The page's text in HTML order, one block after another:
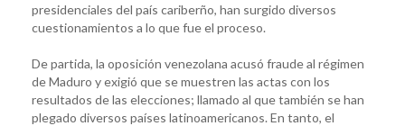
presidenciales del país cariberño, han surgido diversos
cuestionamientos a lo que fue el proceso.
De partida, la oposición venezolana acusó fraude al régimen
de Maduro y exigió que se muestren las actas con los
resultados de las elecciones; llamado al que también se han
plegado diversos países latinoamericanos. En tanto, el